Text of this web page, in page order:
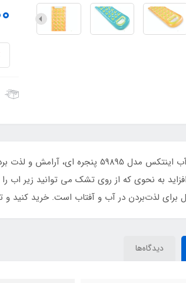
با تشک روی آب اینتکس مدل
به نحوی که از روی تشک می توانید زیر اب
برای لذت‌بردن در آب و آفتاب است. خرید کنید و
دیدگاه‌ها